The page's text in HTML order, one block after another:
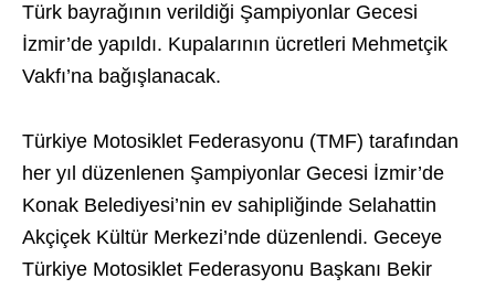
Türk bayrağının verildiği Şampiyonlar Gecesi
İzmir’de yapıldı. Kupalarının ücretleri Mehmetçik
Vakfı’na bağışlanacak.
Türkiye Motosiklet Federasyonu (TMF) tarafından
her yıl düzenlenen Şampiyonlar Gecesi İzmir’de
Konak Belediyesi’nin ev sahipliğinde Selahattin
Akçiçek Kültür Merkezi’nde düzenlendi. Geceye
Türkiye Motosiklet Federasyonu Başkanı Bekir